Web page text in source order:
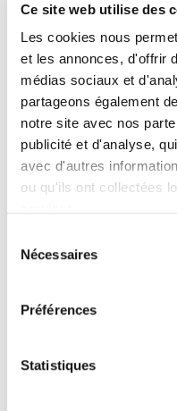
Ce site web utilise des
Les cookies nous
et les annonces, d'offrir
médias sociaux et
partageons également
notre site avec nos
publicité et d'analyse,
avec d'autres
ou qu'ils ont collectées
Nécessaires
Préférences
Statistiques